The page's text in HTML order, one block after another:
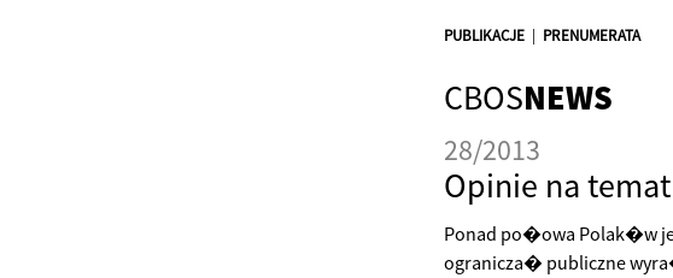
główna
PUBLIKACJE | PRENUMERATA
CBOSNEWS
28/2013
Opinie na
Ponad po�owa Polak�w
ogranicza� publiczne